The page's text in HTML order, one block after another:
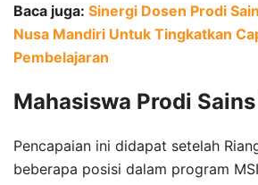
Baca juga: Sinergi Dosen Prodi
Nusa Mandiri Untuk Tingkatkan
Pembelajaran
Mahasiswa Prodi
Pencapaian ini didapat setelah
beberapa posisi dalam program